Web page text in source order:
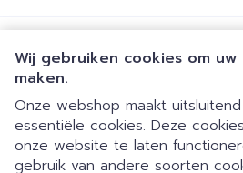
Wij gebruiken cookies om
maken.
Onze webshop maakt
essentiële cookies. Deze
onze website te laten
gebruik van andere soorten
Juridische links